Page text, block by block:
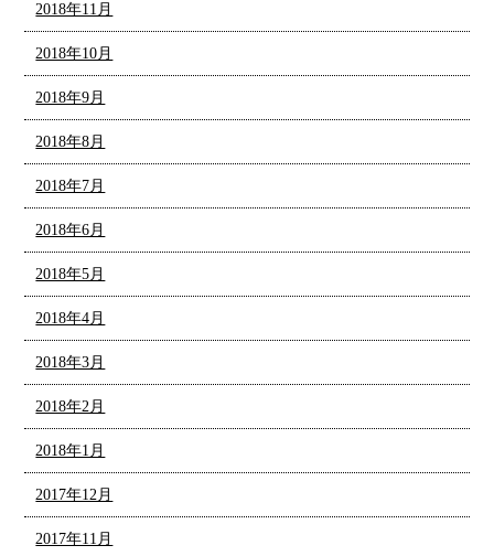
2018年11月
2018年10月
2018年9月
2018年8月
2018年7月
2018年6月
2018年5月
2018年4月
2018年3月
2018年2月
2018年1月
2017年12月
2017年11月